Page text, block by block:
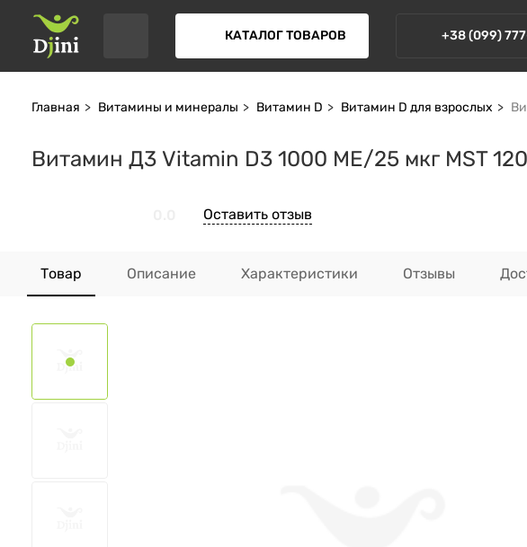
КАТАЛОГ ТОВАРОВ +38 (099)
Главная Витамины и минералы Витамин D Витамин D для взрослых
Витамин Д3 Vitamin D3 1000 МЕ/25 мкг MST
Оставить отзыв
Товар Описание Характеристики Отзывы